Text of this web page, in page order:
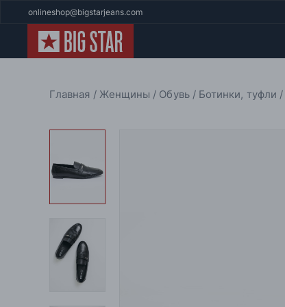
onlineshop@bigstarjeans.com
Главная Женщины Обувь Ботинки, туфли